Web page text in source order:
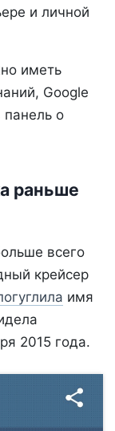
и личной
иметь
Google
о
раньше
всего
крейсер
имя
2015 года.